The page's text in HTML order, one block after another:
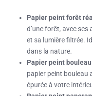
Papier peint forêt
d’une forêt, avec
et sa lumière filtrée.
dans la nature.
Papier peint
papier peint bouleau
épurée à votre